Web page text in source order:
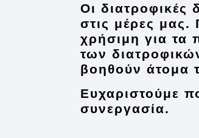
Οι διατροφικές
στις μέρες μας.
χρήσιμη για τα
των
βοηθούν άτομα
Ευχαριστούμε
συνεργασία.